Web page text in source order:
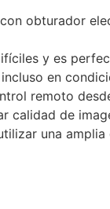
obturador
y es
en
remoto
calidad de
una